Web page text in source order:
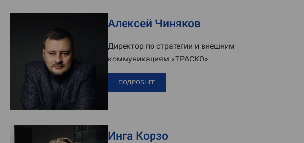
Алексей Чиняков
Директор по стратегии и внешним
коммуникациям «ТРАСКО»
ПОДРОБНЕЕ
Инга Корзо